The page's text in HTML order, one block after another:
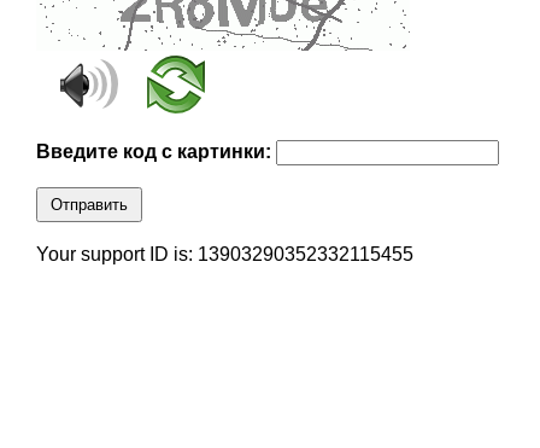
Введите код с картинки:
Отправить
Your support ID is: 13903290352332115455